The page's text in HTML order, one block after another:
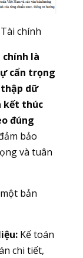
chính
chính là
cẩn trọng
dữ
kết thúc
đúng
bảo
và tuân
bản
Kế toán
chi tiết,